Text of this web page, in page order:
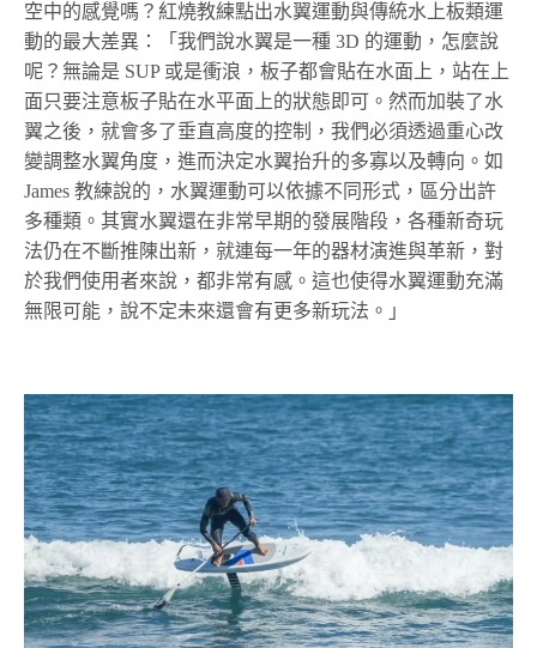
空中的感覺嗎？紅燒教練點出水翼運動與傳統水上板類運
動的最大差異：「我們說水翼是一種 3D 的運動，怎麼說
呢？無論是 SUP 或是衝浪，板子都會貼在水面上，站在上
面只要注意板子貼在水平面上的狀態即可。然而加裝了水
翼之後，就會多了垂直高度的控制，我們必須透過重心改
變調整水翼角度，進而決定水翼抬升的多寡以及轉向。如
James 教練說的，水翼運動可以依據不同形式，區分出許
多種類。其實水翼還在非常早期的發展階段，各種新奇玩
法仍在不斷推陳出新，就連每一年的器材演進與革新，對
於我們使用者來說，都非常有感。這也使得水翼運動充滿
無限可能，說不定未來還會有更多新玩法。」